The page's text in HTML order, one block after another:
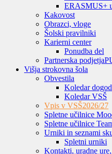
ERASMUS+
Kakovost
Obrazci, vloge
Šolski pravilniki
Karierni center
Ponudba del
Partnerska podjetja
Višja strokovna šola
Obvestila
Koledar
Koledar VSŠ
Vpis v VSŠ2026/27
Spletne učilnice
Spletne učilnice
Urniki in seznami
Spletni urniki
Kontakti, uradne